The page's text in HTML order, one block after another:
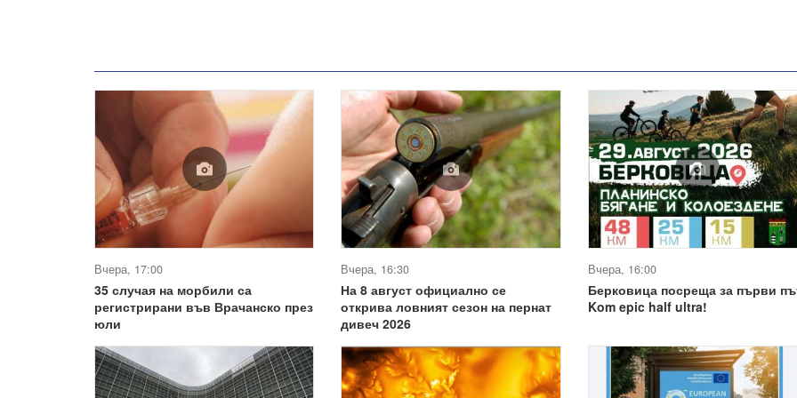
Вчера, 17:00
35 случая на морбили са
регистрирани във Врачанско през
юли
Вчера, 16:30
На 8 август официално се
открива ловният сезон на пернат
дивеч 2026
Вчера, 16:00
Берковица посреща за първи
Kom epic half ultra!